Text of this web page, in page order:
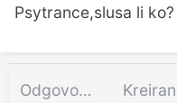
Psytrance,slusa li ko?
Odgovora